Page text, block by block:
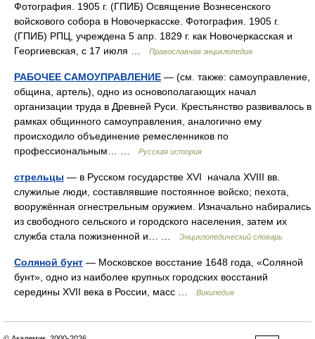
Фотография. 1905 г. (ГПИБ) Освящение Вознесенского
войскового собора в Новочеркасске. Фотография. 1905 г.
(ГПИБ) РПЦ, учреждена 5 апр. 1829 г. как Новочеркасская и
Георгиевская, с 17 июля …
Православная энциклопедия
РАБОЧЕЕ САМОУПРАВЛЕНИЕ — (см. также: самоуправление,
община, артель), одно из основополагающих начал
организации труда в Древней Руси. Крестьянство развивалось в
рамках общинного самоуправления, аналогично ему
происходило объединение ремесленников по
профессиональным… …
Русская история
стрельцы — в Русском государстве XVI начала XVIII вв.
служилые люди, составлявшие постоянное войско; пехота,
вооружённая огнестрельным оружием. Изначально набирались
из свободного сельского и городского населения, затем их
служба стала пожизненной и… …
Энциклопедический словарь
Соляной бунт — Московское восстание 1648 года, «Соляной
бунт», одно из наиболее крупных городских восстаний
середины XVII века в России, масс …
Википедия